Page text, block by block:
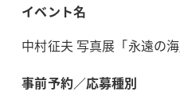
イベント名
中村征夫 写真展「永遠の海
事前予約／応募種別